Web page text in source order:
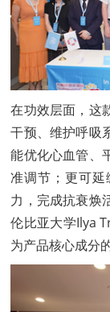
在功效层面，这
干预、维护呼吸
能优化心血管、
准调节；更可
力，完成抗衰焕
伦比亚大学Ilya
为产品核心成分